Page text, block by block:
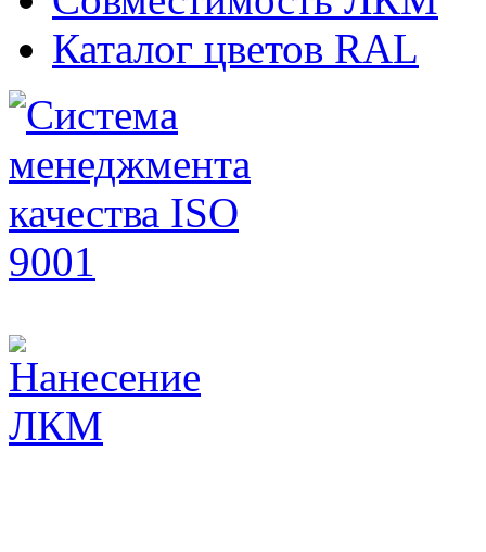
Каталог цветов RAL